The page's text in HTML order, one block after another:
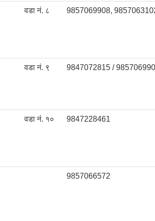
वडा नं. ८ 9857069908,
वडा नं. ९ 9847072815 /
वडा नं. १० 9847228461
9857066572